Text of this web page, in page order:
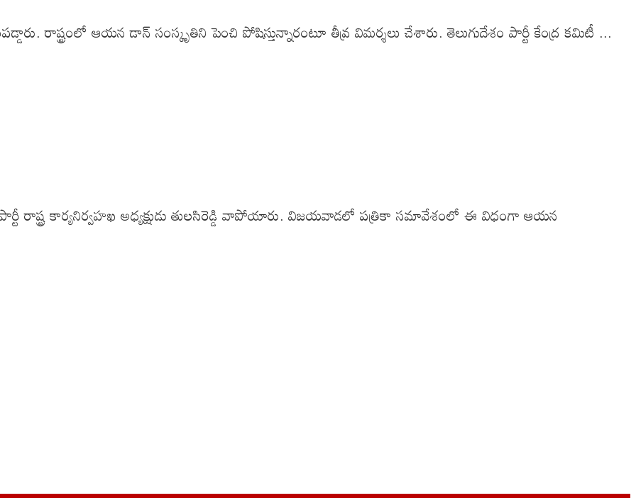
రాష్ట్రంలో ఆయన డాన్ సంస్కృతిని పెంచి పోషిస్తున్నారంటూ తీవ్ర విమర్శలు చేశారు. తెలుగుదేశం పార్టీ కేంద్ర కమిటీ ...
పార్టీ రాష్ట్ర కార్యనిర్వహఖ అధ్యక్షుడు తులసిరెడ్డి వాపోయారు. విజయవాడలో పత్రికా సమావేశంలో ఈ విధంగా ఆయన